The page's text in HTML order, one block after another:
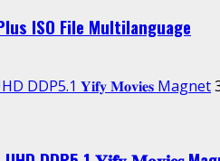
ISO File Multilanguage
DDP5.1 𝐘𝐢𝐟𝐲 𝐌𝐨𝐯𝐢𝐞𝐬 Magnet